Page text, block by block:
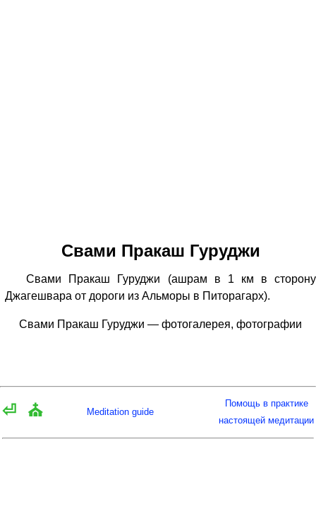
Свами Пракаш Гуруджи
Свами Пракаш Гуруджи (ашрам в 1 км в сторону
Джагешвара от дороги из Альморы в Питорагарх).
Свами Пракаш Гуруджи — фотогалерея, фотографии
⏎ ⛪ Meditation guide
Помощь в практике
настоящей медитации